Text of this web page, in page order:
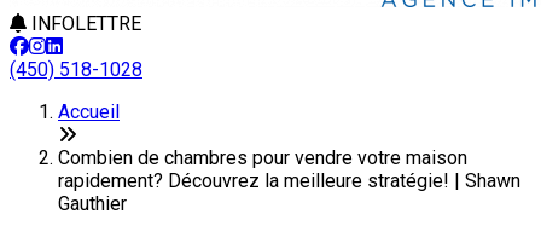
INFOLETTRE
(450) 518-1028
Accueil
Combien de chambres pour vendre votre maison
rapidement? Découvrez la meilleure stratégie! | Shawn
Gauthier